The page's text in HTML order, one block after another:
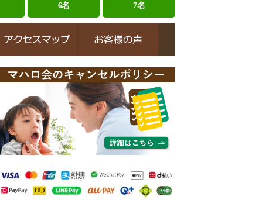
6名
7名